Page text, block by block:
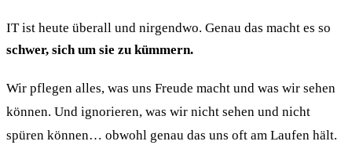
IT ist heute überall und nirgendwo. Genau das macht es so
schwer, sich um sie zu kümmern.
Wir pflegen alles, was uns Freude macht und was wir sehen
können. Und ignorieren, was wir nicht sehen und nicht
spüren können… obwohl genau das uns oft am Laufen hält.